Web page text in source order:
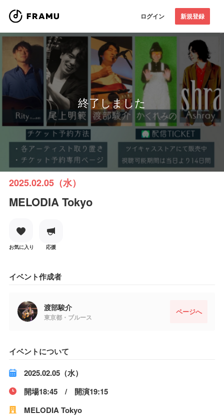
ログイン 新規登録
終了しました
2025.02.05（水）
MELODIA Tokyo
お気に入り 応援
イベント作成者
渡部駿介
東京都・ブルース
ページへ
イベントについて
2025.02.05（水）
開場18:45 / 開演19:15
MELODIA Tokyo